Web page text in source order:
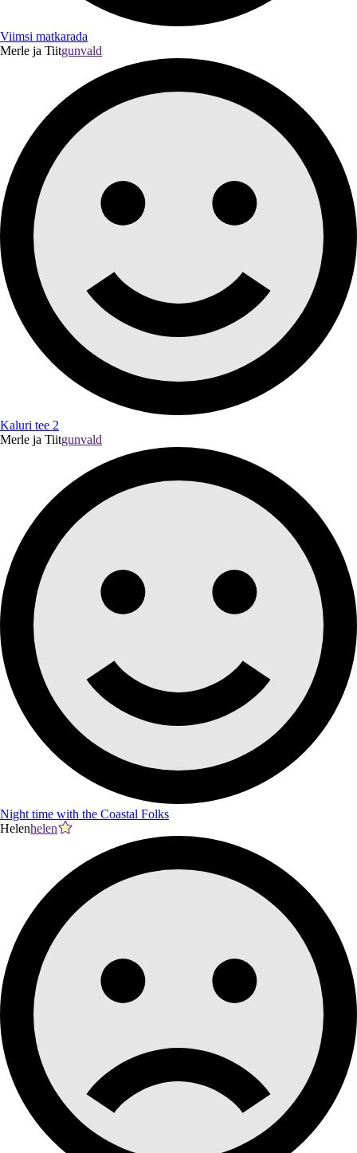
Viimsi matkarada
Merle ja Tiitgunvald
Kaluri tee 2
Merle ja Tiitgunvald
Night time with the Coastal Folks
Helenhelen